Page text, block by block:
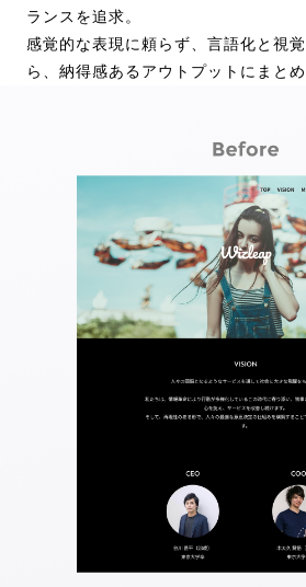
ランスを追求。
感覚的な表現に頼らず、言語化と視
ら、納得感あるアウトプットにまとめ